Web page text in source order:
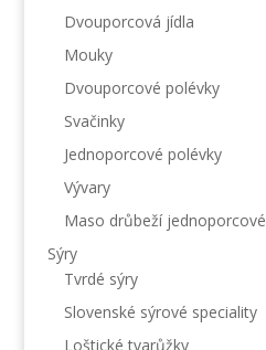
Dvouporcová jídla
Mouky
Dvouporcové polévky
Svačinky
Jednoporcové polévky
Vývary
Maso drůbeží jednoporcové
Sýry
Tvrdé sýry
Slovenské sýrové speciality
Loštické tvarůžky